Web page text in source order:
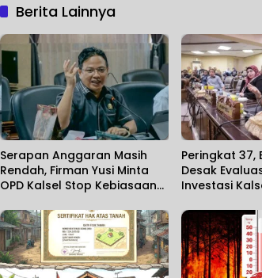
Berita Lainnya
Serapan Anggaran Masih
Rendah, Firman Yusi Minta
OPD Kalsel Stop Kebiasaan
Peringkat 37,
Desak
Investasi